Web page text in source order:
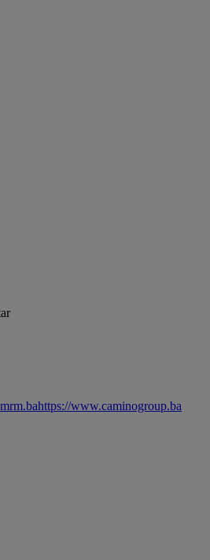
https://www.caminogroup.ba